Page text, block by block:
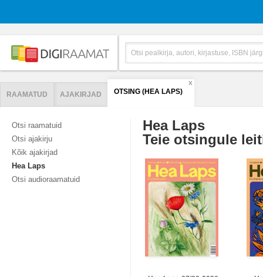
RAAMATUD AJAKIRJAD OTSING (HEA LAPS)
X
Otsi raamatuid
Otsi ajakirju
Kõik ajakirjad
Hea Laps
Otsi audioraamatuid
Hea Laps
Teie otsingule